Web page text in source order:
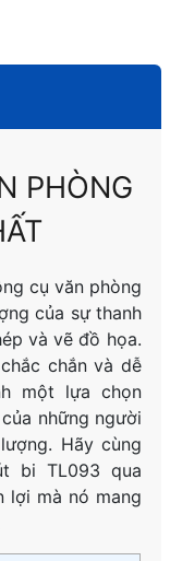
PHÒNG
cụ văn phòng
của sự thanh
và vẽ đồ họa.
chắn và dễ
một lựa chọn
những người
Hãy cùng
bi TL093 qua
lợi mà nó mang